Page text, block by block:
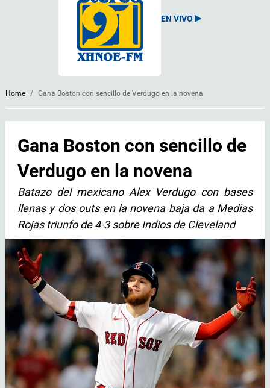
EN VIVO
Home / Gana Boston con sencillo de Verdugo en la novena
Gana Boston con sencillo de
Verdugo en la novena
Batazo del mexicano Alex Verdugo con bases
llenas y dos outs en la novena baja da a Medias
Rojas triunfo de 4-3 sobre Indios de Cleveland